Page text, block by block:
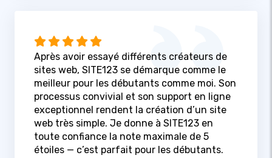
Après avoir essayé différents créateurs de
sites web, SITE123 se démarque comme le
meilleur pour les débutants comme moi. Son
processus convivial et son support en ligne
exceptionnel rendent la création d’un site
web très simple. Je donne à SITE123 en
toute confiance la note maximale de 5
étoiles — c’est parfait pour les débutants.